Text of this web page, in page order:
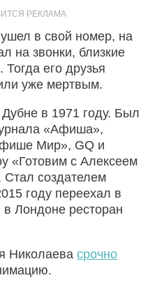
в свой номер, на
на звонки, близкие
его друзья
уже мертвым.
в 1971 году. Был
«Афиша»,
Мир», GQ и
«Готовим с Алексеем
создателем
году переехал в
Лондоне ресторан
Николаева срочно